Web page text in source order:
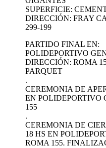
SUPERFICIE:
DIRECCIÓN: FRAY
299-199
PARTIDO FINAL EN:
POLIDEPORTIVO
DIRECCIÓN: ROMA
PARQUET
.
CEREMONIA DE
EN POLIDEPORTIVO
155
.
CEREMONIA DE
18 HS EN
ROMA 155.